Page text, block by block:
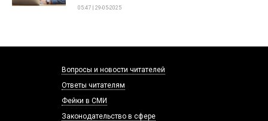
05:47 | 29-05-2025
Вопросы и новости читателей
Ответы читателям
Фейки в СМИ
Законодательство в сфере